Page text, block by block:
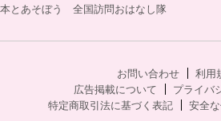
本とあそぼう 全国訪問おはなし隊
お問い合わせ
利用
広告掲載について
プライバ
特定商取引法に基づく表記
安全